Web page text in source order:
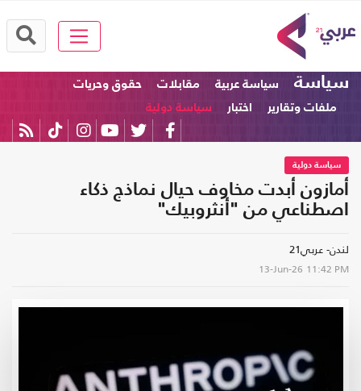
سياسة سياسة عربية مقابلات
حقوق وحريات
ملفات وتقارير
اختبار سياسة دولية
سياسة دولية
أمازون أبدت مخاوف حيال نماذج ذكاء
اصطناعي من "أنثروبيك"
لندن- عربي21
13-Jun-26 11:42 PM